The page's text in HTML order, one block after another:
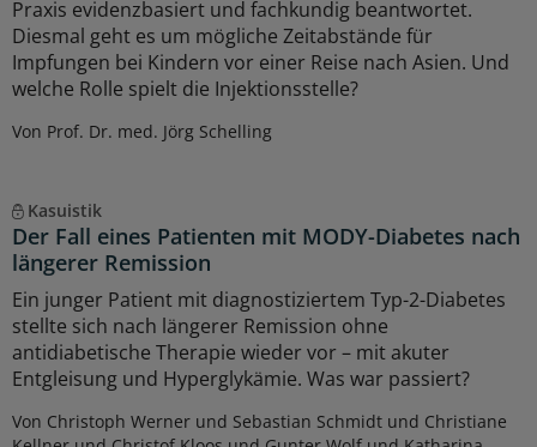
Praxis evidenzbasiert und fachkundig beantwortet.
Diesmal geht es um mögliche Zeitabstände für
Impfungen bei Kindern vor einer Reise nach Asien. Und
welche Rolle spielt die Injektionsstelle?
Von Prof. Dr. med. Jörg Schelling
Kasuistik
Der Fall eines Patienten mit MODY-Diabetes nach
längerer Remission
Ein junger Patient mit diagnostiziertem Typ-2-Diabetes
stellte sich nach längerer Remission ohne
antidiabetische Therapie wieder vor – mit akuter
Entgleisung und Hyperglykämie. Was war passiert?
Von Christoph Werner und Sebastian Schmidt und Christiane